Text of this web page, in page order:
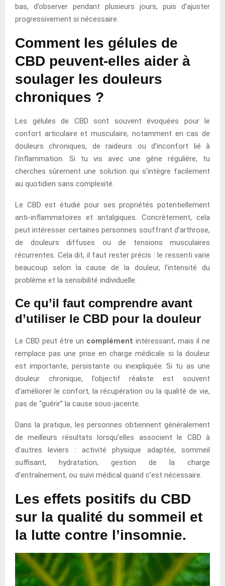
bas, d’observer pendant plusieurs jours, puis d’ajuster
progressivement si nécessaire.
Comment les gélules de
CBD peuvent-elles aider à
soulager les douleurs
chroniques ?
Les gélules de CBD sont souvent évoquées pour le
confort articulaire et musculaire, notamment en cas de
douleurs chroniques, de raideurs ou d’inconfort lié à
l’inflammation. Si tu vis avec une gêne régulière, tu
cherches sûrement une solution qui s’intègre facilement
au quotidien sans complexité.
Le CBD est étudié pour ses propriétés potentiellement
anti-inflammatoires et antalgiques. Concrètement, cela
peut intéresser certaines personnes souffrant d’arthrose,
de douleurs diffuses ou de tensions musculaires
récurrentes. Cela dit, il faut rester précis : le ressenti varie
beaucoup selon la cause de la douleur, l’intensité du
problème et la sensibilité individuelle.
Ce qu’il faut comprendre avant
d’utiliser le CBD pour la douleur
Le CBD peut être un complément intéressant, mais il ne
remplace pas une prise en charge médicale si la douleur
est importante, persistante ou inexpliquée. Si tu as une
douleur chronique, l’objectif réaliste est souvent
d’améliorer le confort, la récupération ou la qualité de vie,
pas de “guérir” la cause sous-jacente.
Dans la pratique, les personnes obtiennent généralement
de meilleurs résultats lorsqu’elles associent le CBD à
d’autres leviers : activité physique adaptée, sommeil
suffisant, hydratation, gestion de la charge
d’entraînement, ou suivi médical quand c’est nécessaire.
Les effets positifs du CBD
sur la qualité du sommeil et
la lutte contre l’insomnie.